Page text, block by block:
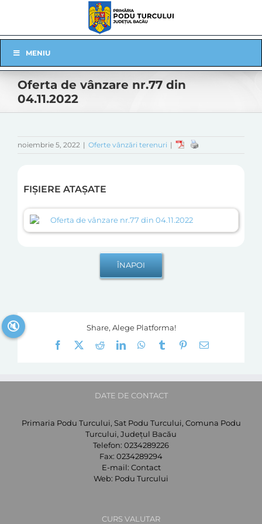
Navigation
MENIU
Oferta de vânzare nr.77 din
04.11.2022
noiembrie 5, 2022 | Oferte vânzări terenuri |
FIȘIERE ATAȘATE
Oferta de vânzare nr.77 din 04.11.2022
Share, Alege Platforma!
Facebook
RedditLinkedInWhatsApp
Tumblr Pinterest
E-
DATE DE CONTACT
Primaria Podu Turcului, Sat Podu Turcului, Comuna Podu
Turcului, Județul Bacău
Telefon: 0234289226
Fax: 0234289294
E-mail: Contact
Web: Podu Turcului
CURS VALUTAR
🔇